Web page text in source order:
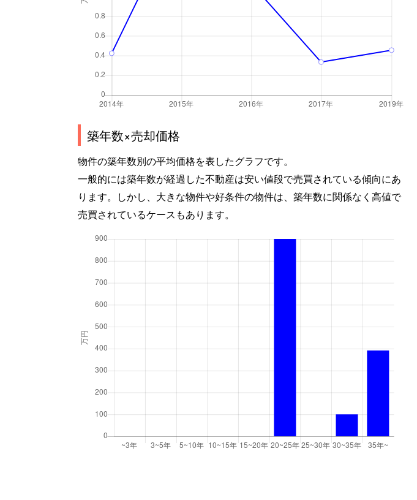
築年数×売却価格
物件の築年数別の平均価格を表したグラフです。
一般的には築年数が経過した不動産は安い値段で売買されている傾向にあ
ります。しかし、大きな物件や好条件の物件は、築年数に関係なく高値で
売買されているケースもあります。